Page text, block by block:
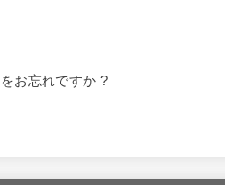
お忘れですか ?